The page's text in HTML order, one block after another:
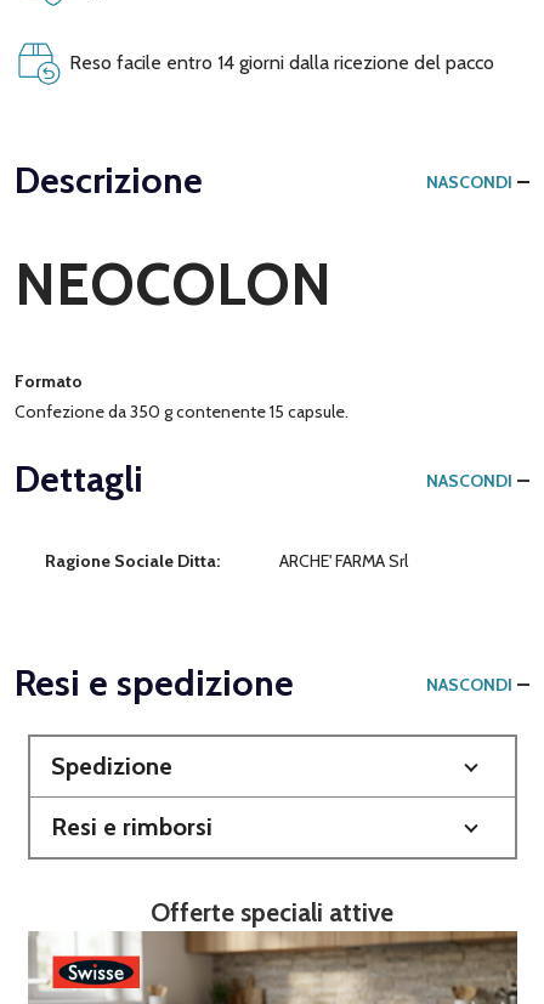
Reso facile entro 14 giorni dalla ricezione del pacco
Descrizione NASCONDI
NEOCOLON
Formato
Confezione da 350 g contenente 15 capsule.
Dettagli NASCONDI
Ragione Sociale Ditta: ARCHE' FARMA Srl
Resi e spedizione NASCONDI
Spedizione
Resi e rimborsi
Offerte speciali attive